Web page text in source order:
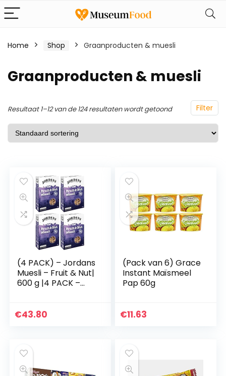
Home Shop Graanproducten & muesli
Graanproducten & muesli
Filter
Resultaat 1–12 van de 124 resultaten wordt getoond
(4 PACK) – Jordans
Muesli – Fruit & Nut|
600 g |4 PACK –
€43.80
(Pack van 6) Grace
Instant Maïsmeel
Pap 60g
€11.63